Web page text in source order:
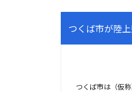
つくば市が陸
つくば市は（仮称